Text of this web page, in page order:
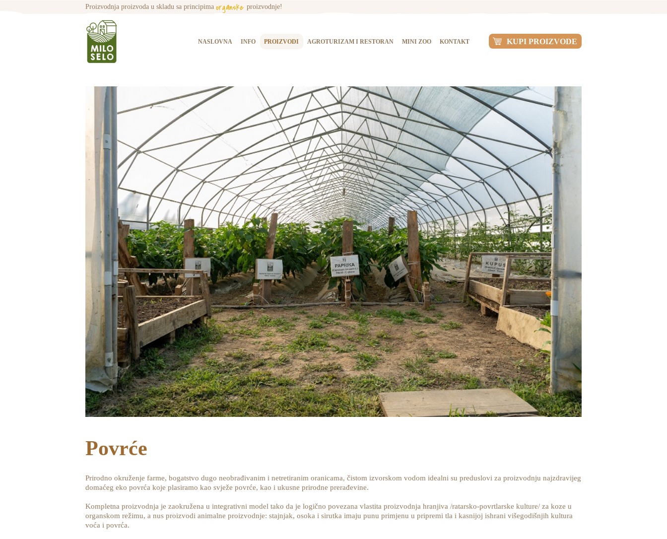
Proizvodnja proizvoda u skladu sa principima organske proizvodnje!
NASLOVNA INFO PROIZVODI AGROTURIZAM I RESTORAN MINI ZOO KONTAKT KUPI PROIZVODE
NASLOVNA
INFO
AGROTURIZAM I
RESTORAN
MINI ZOO
KONTAKT
KUPI PROIZVODE
Povrće
Prirodno okruženje farme, bogatstvo dugo neobrađivanim i netretiranim oranicama, čistom izvorskom vodom idealni su preduslovi za proizvodnju najzdravijeg
domaćeg eko povrća koje plasiramo kao svježe povrće, kao i ukusne prirodne prerađevine.
Kompletna proizvodnja je zaokružena u integrativni model tako da je logično povezana vlastita proizvodnja hranjiva /ratarsko-povrtlarske kulture/ za koze u
organskom režimu, a nus proizvodi animalne proizvodnje: stajnjak, osoka i sirutka imaju punu primjenu u pripremi tla i kasnijoj ishrani višegodišnjih kultura
voća i povrća.